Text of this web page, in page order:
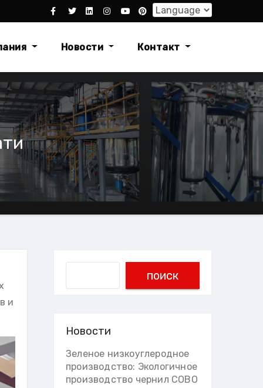
Новости Контакт
и
поиск
Новости
Зеленое низкоуглеродное
производство: Экологичное
производство чернил COBO